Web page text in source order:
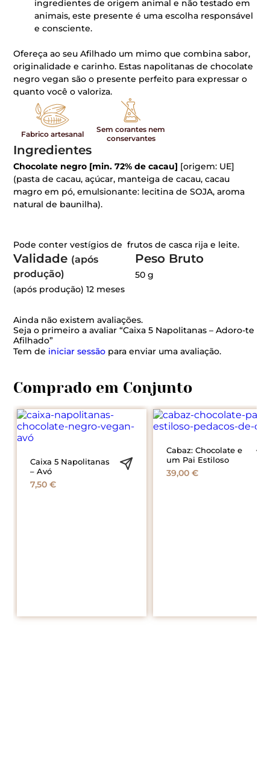
ingredientes de origem animal e não testado em
animais, este presente é uma escolha responsável
e consciente.
Ofereça ao seu Afilhado um mimo que combina sabor,
originalidade e carinho. Estas napolitanas de chocolate
negro vegan são o presente perfeito para expressar o
quanto você o valoriza.
Fabrico artesanal
Sem corantes nem
conservantes
Ingredientes
Chocolate negro [min. 72% de cacau] [origem: UE]
(pasta de cacau, açúcar, manteiga de cacau, cacau
magro em pó, emulsionante: lecitina de SOJA, aroma
natural de baunilha).
Pode conter vestígios de frutos de casca rija e leite.
Validade (após
produção)
(após produção) 12 meses
Peso Bruto
50 g
Ainda não existem avaliações.
Seja o primeiro a avaliar “Caixa 5 Napolitanas – Adoro-te
Afilhado”
Tem de iniciar sessão para enviar uma avaliação.
Caixa 5 Napolitanas
– Avó
7,50€
Cabaz: Chocolate e
um Pai Estiloso
39,00€